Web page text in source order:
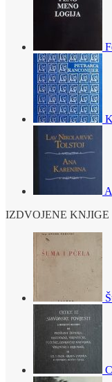
IZDVOJENE KNJIGE